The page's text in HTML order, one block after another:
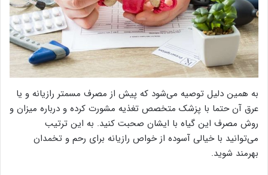
به همین دلیل توصیه می‌شود که پیش از مصرف مسمتر رازیانه و یا
عرق آن حتما با پزشک متخصص تغذیه مشورت کرده و درباره میزان و
روش مصرف این گیاه با ایشان صحبت کنید. به این ترتیب
می‌توانید با خیالی آسوده از خواص رازیانه برای رحم و تخمدان
بهرمند شوید.